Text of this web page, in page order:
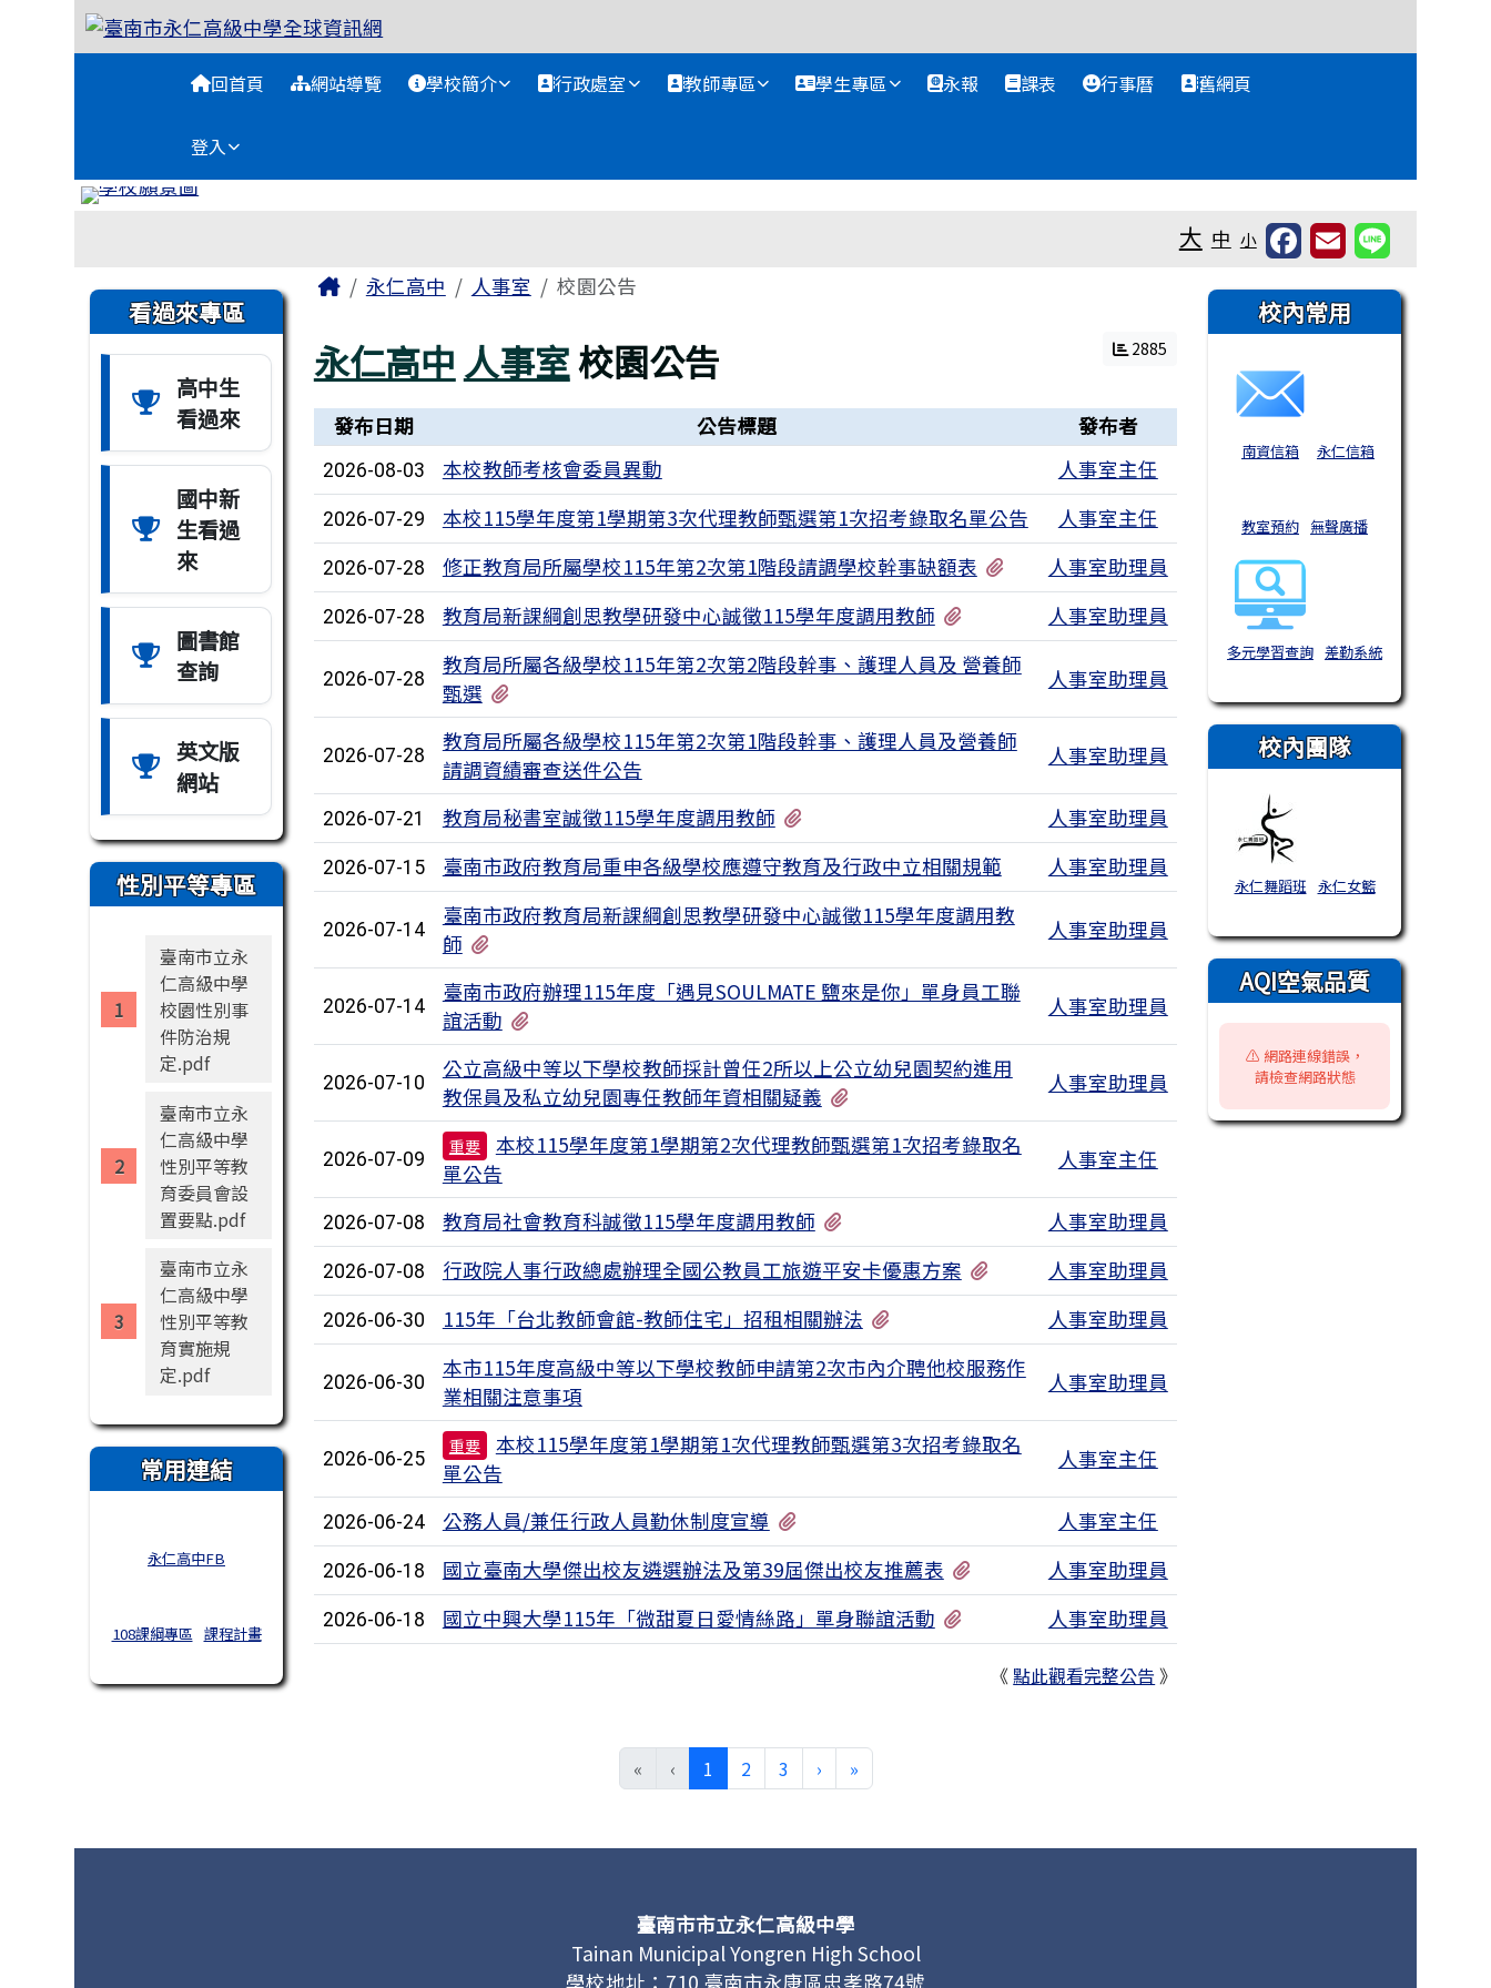
跳至主內容區
臺南市永仁高級中學全球資訊網
回首頁 網站導覽 學校簡介 行政處室 教師專區 學生專區 永報 課表 行事曆 舊網頁
登入
大 中 小
左邊區域內容
看過來專區
高中生
看過來
國中新
生看過
來
圖書館
查詢
英文版
網站
性別平等專區
臺南市立永
仁高級中學
校園性別事
件防治規
定.pdf
臺南市立永
仁高級中學
性別平等教
育委員會設
置要點.pdf
臺南市立永
仁高級中學
性別平等教
育實施規
定.pdf
常用連結
永仁高中FB
108課綱專區 課程計畫
主內容區域
Home永仁高中 人事室 校園公告
永仁高中人事室校園公告 2885
新聞列表
發布日期 公告標題 發布者
2026-08-03 本校教師考核會委員異動 人事室主任
2026-07-29 本校115學年度第1學期第3次代理教師甄選第1次招考錄取名單公告 人事室主任
2026-07-28 修正教育局所屬學校115年第2次第1階段請調學校幹事缺額表 有1個附檔
人事室助理員
2026-07-28 教育局新課綱創思教學研發中心誠徵115學年度調用教師 有4個附檔人事室助理員
2026-07-28
教育局所屬各級學校115年第2次第2階段幹事、護理人員及 營養師
甄選
人事室助理員
2026-07-28
教育局所屬各級學校115年第2次第1階段幹事、護理人員及營養師
請調資績審查送件公告
人事室助理員
2026-07-21 教育局秘書室誠徵115學年度調用教師 人事室助理員
2026-07-15 臺南市政府教育局重申各級學校應遵守教育及行政中立相關規範 人事室助理員
2026-07-14
臺南市政府教育局新課綱創思教學研發中心誠徵115學年度調用教
師
人事室助理員
2026-07-14
臺南市政府辦理115年度「遇見SOULMATE 鹽來是你」單身員工聯
誼活動
人事室助理員
2026-07-10
公立高級中等以下學校教師採計曾任2所以上公立幼兒園契約進用
教保員及私立幼兒園專任教師年資相關疑義
人事室助理員
2026-07-09
重要
本校115學年度第1學期第2次代理教師甄選第1次招考錄取名
單公告
人事室主任
2026-07-08 教育局社會教育科誠徵115學年度調用教師 人事室助理員
2026-07-08 行政院人事行政總處辦理全國公教員工旅遊平安卡優惠方案 有1個附檔人事室助理員
2026-06-30 115年「台北教師會館-教師住宅」招租相關辦法 人事室助理員
2026-06-30
本市115年度高級中等以下學校教師申請第2次市內介聘他校服務作
業相關注意事項
人事室助理員
2026-06-25
重要
本校115學年度第1學期第1次代理教師甄選第3次招考錄取名
單公告
人事室主任
2026-06-24 公務人員/兼任行政人員勤休制度宣導 人事室主任
2026-06-18 國立臺南大學傑出校友遴選辦法及第39屆傑出校友推薦表 有3個附檔人事室助理員
2026-06-18 國立中興大學115年「微甜夏日愛情絲路」單身聯誼活動 有3個附檔人事室助理員
《點此觀看完整公告 》
« ‹ 1 (目前頁次)
2 3 ›下一頁
»最後頁
右邊區域內容
校內常用
南資信箱 永仁信箱
教室預約 無聲廣播
多元學習查詢 差勤系統
校內團隊
永仁舞蹈班 永仁女籃
AQI空氣品質
⚠️ 網路連線錯誤，
請檢查網路狀態
頁尾區域
臺南市市立永仁高級中學
Tainan Municipal Yongren High School
學校地址：710 臺南市永康區忠孝路74號